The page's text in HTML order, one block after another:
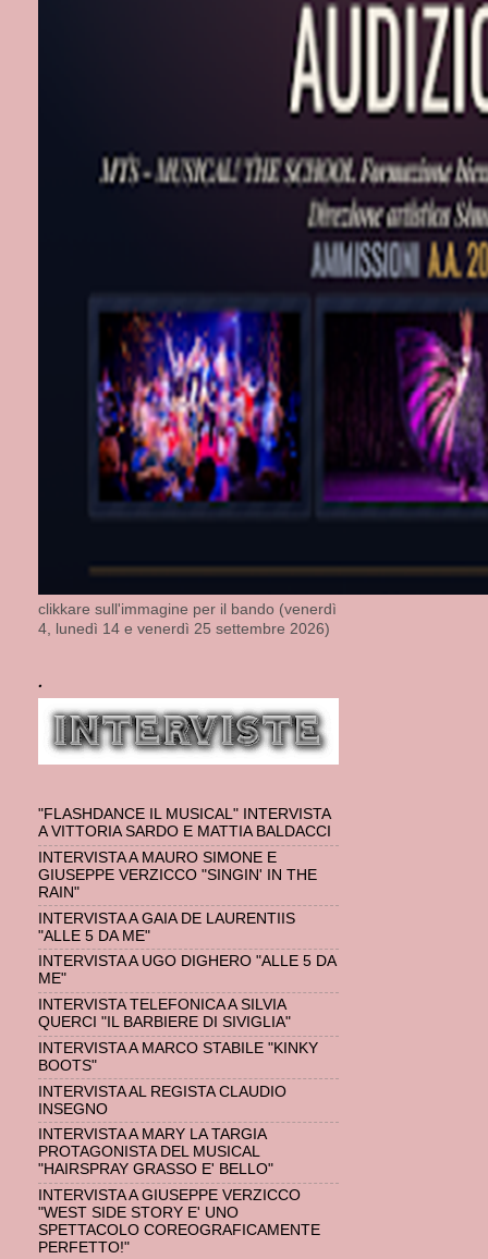
clikkare sull'immagine per il bando (venerdì
4, lunedì 14 e venerdì 25 settembre 2026)
.
"FLASHDANCE IL MUSICAL" INTERVISTA
A VITTORIA SARDO E MATTIA BALDACCI
INTERVISTA A MAURO SIMONE E
GIUSEPPE VERZICCO "SINGIN' IN THE
RAIN"
INTERVISTA A GAIA DE LAURENTIIS
"ALLE 5 DA ME"
INTERVISTA A UGO DIGHERO "ALLE 5 DA
ME"
INTERVISTA TELEFONICA A SILVIA
QUERCI "IL BARBIERE DI SIVIGLIA"
INTERVISTA A MARCO STABILE "KINKY
BOOTS"
INTERVISTA AL REGISTA CLAUDIO
INSEGNO
INTERVISTA A MARY LA TARGIA
PROTAGONISTA DEL MUSICAL
"HAIRSPRAY GRASSO E' BELLO"
INTERVISTA A GIUSEPPE VERZICCO
"WEST SIDE STORY E' UNO
SPETTACOLO COREOGRAFICAMENTE
PERFETTO!"